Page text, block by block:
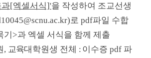
[엑셀서식]'을 작성하여 조교선생
로 pdf파일 수합
기>과 엑셀 서식을 함께 제출
, 교육대학원생 전체 : 이수증 pdf 파